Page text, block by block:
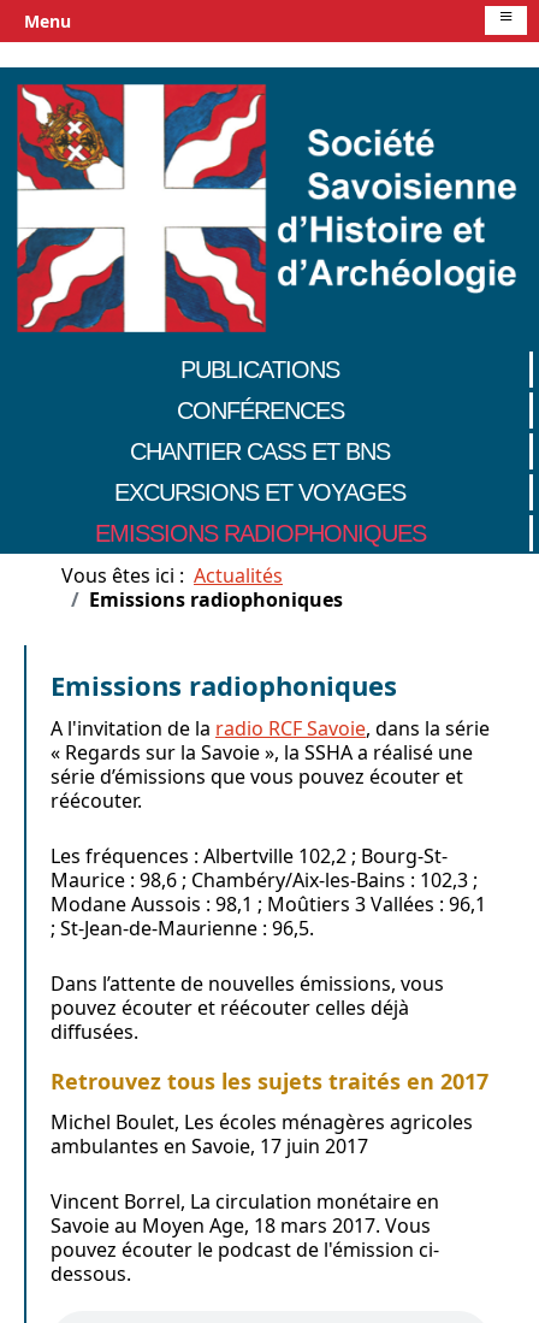
PUBLICATIONS
CONFÉRENCES
CHANTIER CASS ET BNS
EXCURSIONS ET VOYAGES
EMISSIONS RADIOPHONIQUES
Vous êtes ici : Actualités
Emissions radiophoniques
Emissions radiophoniques
A l'invitation de la radio RCF Savoie, dans la série
« Regards sur la Savoie », la SSHA a réalisé une
série d’émissions que vous pouvez écouter et
réécouter.
Les fréquences : Albertville 102,2 ; Bourg-St-
Maurice : 98,6 ; Chambéry/Aix-les-Bains : 102,3 ;
Modane Aussois : 98,1 ; Moûtiers 3 Vallées : 96,1
; St-Jean-de-Maurienne : 96,5.
Dans l’attente de nouvelles émissions, vous
pouvez écouter et réécouter celles déjà
diffusées.
Retrouvez tous les sujets traités en 2017
Michel Boulet, Les écoles ménagères agricoles
ambulantes en Savoie, 17 juin 2017
Vincent Borrel, La circulation monétaire en
Savoie au Moyen Age, 18 mars 2017. Vous
pouvez écouter le podcast de l'émission ci-
dessous.
Menu ≡